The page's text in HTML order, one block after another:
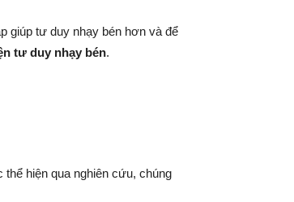
giúp tư duy nhạy bén hơn và để
tư duy nhạy bén.
hiện qua nghiên cứu, chúng